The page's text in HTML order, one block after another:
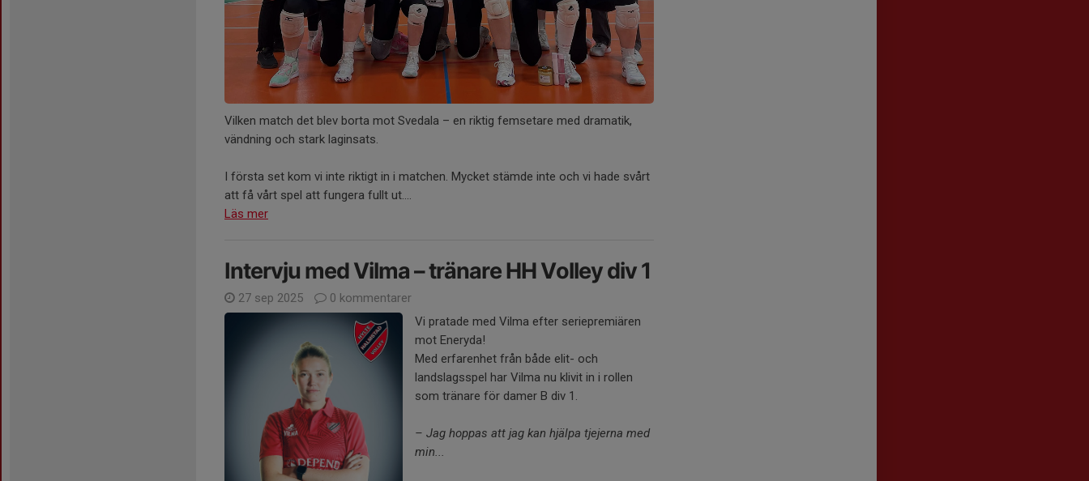
Vilken match det blev borta mot Svedala – en riktig femsetare med dramatik,
vändning och stark laginsats.
I första set kom vi inte riktigt in i matchen. Mycket stämde inte och vi hade svårt
att få vårt spel att fungera fullt ut....
Läs mer
Intervju med Vilma – tränare HH Volley div 1
27 sep 2025 0 kommentarer
Vi pratade med Vilma efter seriepremiären
mot Eneryda!
Med erfarenhet från både elit- och
landslagsspel har Vilma nu klivit in i rollen
som tränare för damer B div 1.
– Jag hoppas att jag kan hjälpa tjejerna med
min...